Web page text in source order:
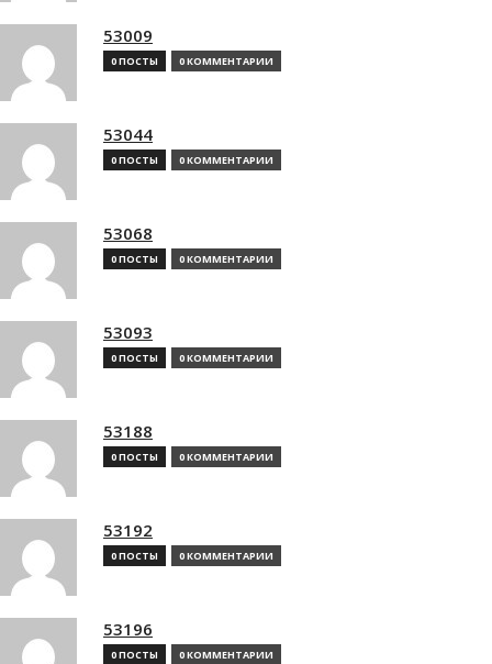
53009
0 ПОСТЫ 0 КОММЕНТАРИИ
53044
0 ПОСТЫ 0 КОММЕНТАРИИ
53068
0 ПОСТЫ 0 КОММЕНТАРИИ
53093
0 ПОСТЫ 0 КОММЕНТАРИИ
53188
0 ПОСТЫ 0 КОММЕНТАРИИ
53192
0 ПОСТЫ 0 КОММЕНТАРИИ
53196
0 ПОСТЫ 0 КОММЕНТАРИИ